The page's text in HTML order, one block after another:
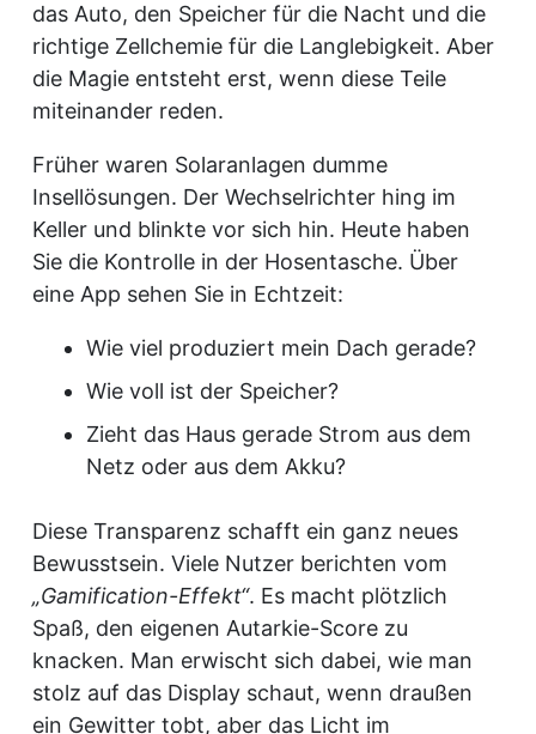
das Auto, den Speicher für die Nacht und die
richtige Zellchemie für die Langlebigkeit. Aber
die Magie entsteht erst, wenn diese Teile
miteinander reden.
Früher waren Solaranlagen dumme
Insellösungen. Der Wechselrichter hing im
Keller und blinkte vor sich hin. Heute haben
Sie die Kontrolle in der Hosentasche. Über
eine App sehen Sie in Echtzeit:
Wie viel produziert mein Dach gerade?
Wie voll ist der Speicher?
Zieht das Haus gerade Strom aus dem
Netz oder aus dem Akku?
Diese Transparenz schafft ein ganz neues
Bewusstsein. Viele Nutzer berichten vom
„Gamification-Effekt“. Es macht plötzlich
Spaß, den eigenen Autarkie-Score zu
knacken. Man erwischt sich dabei, wie man
stolz auf das Display schaut, wenn draußen
ein Gewitter tobt, aber das Licht im